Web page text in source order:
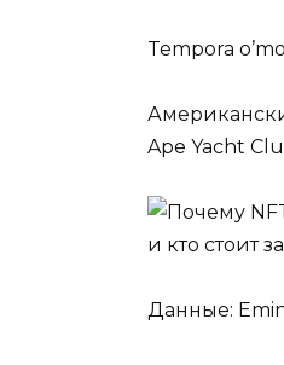
Tempora
Ape Yacht
Данные: